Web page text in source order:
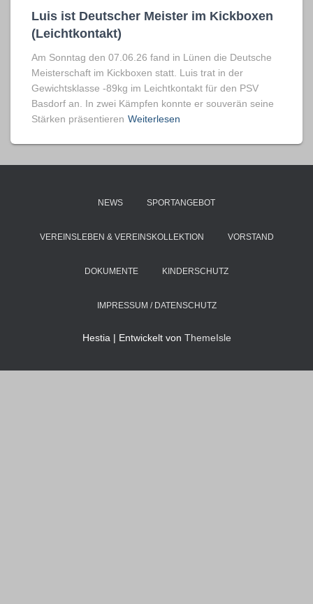
Luis ist Deutscher Meister im Kickboxen
(Leichtkontakt)
Am Sonntag den 07.06.26 fand in Lünen die Deutsche
Meisterschaft im Kickboxen statt. Luis trat in der
Gewichtsklasse -89kg im Leichtkontakt für den PSV
Basdorf an. In zwei Kämpfen konnte er souverän seine
Stärken präsentieren Weiterlesen
NEWS SPORTANGEBOT
VEREINSLEBEN & VEREINSKOLLEKTION VORSTAND
DOKUMENTE KINDERSCHUTZ
IMPRESSUM / DATENSCHUTZ
Hestia | Entwickelt von ThemeIsle